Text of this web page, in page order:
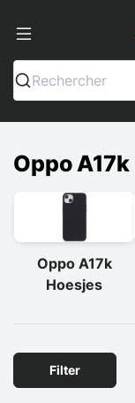
Rechercher
Oppo A17k
Oppo A17k
Hoesjes
Filter